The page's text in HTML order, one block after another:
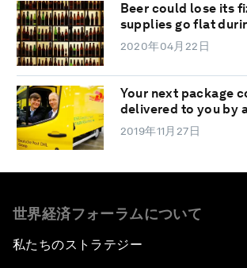
Beer could lose its
supplies go flat
2020年04月22日
Your next package
delivered to you by
2019年11月27日
世界経済フォーラムについて
私たちのストラテジー